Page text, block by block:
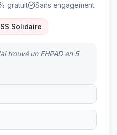
gratuit Sans engagement
Solidaire
trouvé un EHPAD en 5